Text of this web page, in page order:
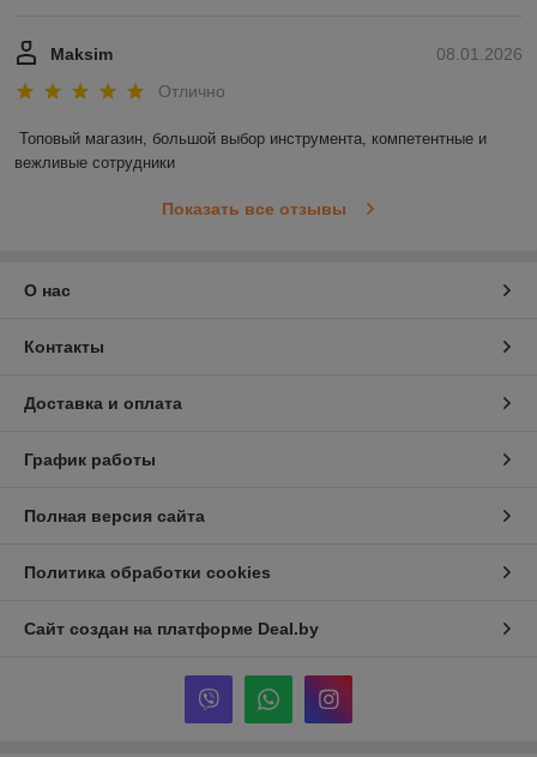
08.01.2026
Maksim
Отлично
Топовый магазин, большой выбор инструмента, компетентные и
вежливые сотрудники
Показать все отзывы
О нас
Контакты
Доставка и оплата
График работы
Полная версия сайта
Политика обработки cookies
Сайт создан на платформе Deal.by